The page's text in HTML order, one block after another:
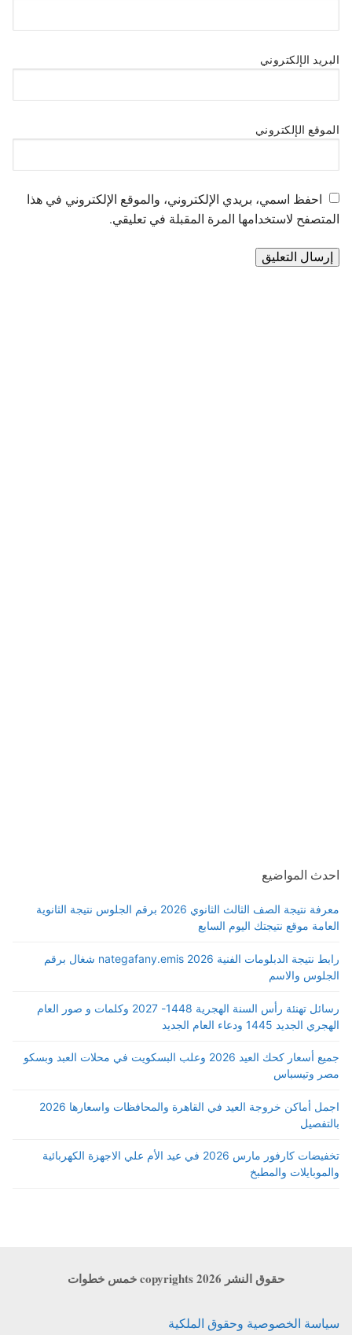
البريد الإلكتروني
الموقع الإلكتروني
احفظ اسمي، بريدي الإلكتروني، والموقع الإلكتروني في هذا
المتصفح لاستخدامها المرة المقبلة في تعليقي.
احدث المواضيع
معرفة نتيجة الصف الثالث الثانوي 2026 برقم الجلوس نتيجة الثانوية
العامة موقع نتيجتك اليوم السابع
رابط نتيجة الدبلومات الفنية 2026 nategafany.emis شغال برقم
الجلوس والاسم
رسائل تهنئة رأس السنة الهجرية 1448- 2027 وكلمات و صور العام
الهجري الجديد 1445 ودعاء العام الجديد
جميع أسعار كحك العيد 2026 وعلب البسكويت في محلات العبد وبسكو
مصر وتيسباس
اجمل أماكن خروجة العيد في القاهرة والمحافظات واسعارها 2026
بالتفصيل
تخفيضات كارفور مارس 2026 في عيد الأم علي الاجهزة الكهربائية
والموبايلات والمطبخ
حقوق النشر copyrights 2026 خمس خطوات
سياسة الخصوصية وحقوق الملكية